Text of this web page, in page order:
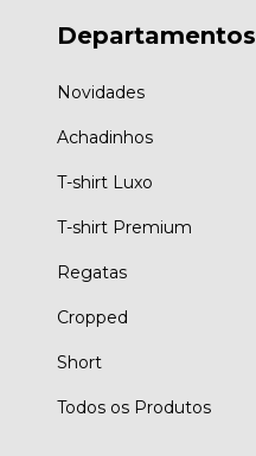
Departamentos
Novidades
Achadinhos
T-shirt Luxo
T-shirt Premium
Regatas
Cropped
Short
Todos os Produtos